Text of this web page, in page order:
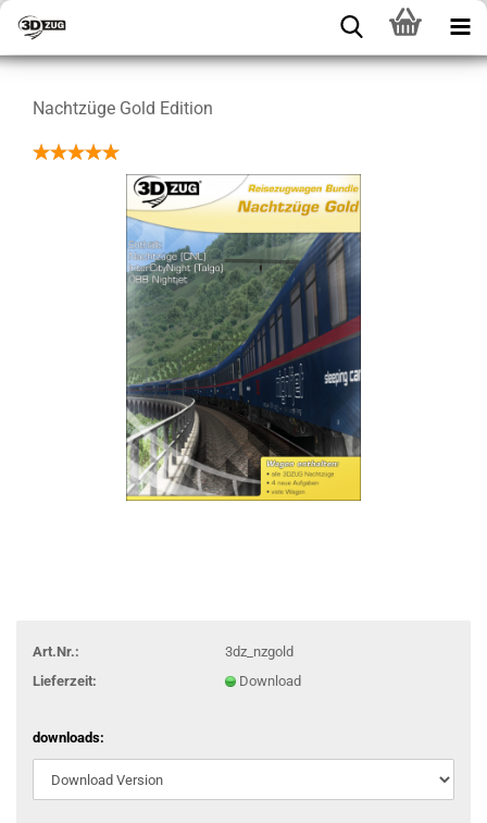
Nachtzüge Gold Edition
Art.Nr.:
3dz_nzgold
Lieferzeit:
Download
downloads: